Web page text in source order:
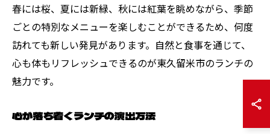
春には桜、夏には新緑、秋には紅葉を眺めながら、季節
ごとの特別なメニューを楽しむことができるため、何度
訪れても新しい発見があります。自然と食事を通じて、
心も体もリフレッシュできるのが東久留米市のランチの
魅力です。
心が落ち着くランチの演出方法